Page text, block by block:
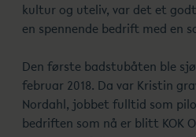
kultur og uteliv, var det et
en spennende bedrift med en
Den første badstubåten ble
februar 2018. Da var Kristin
Nordahl, jobbet fulltid som
bedriften som nå er blitt KOK